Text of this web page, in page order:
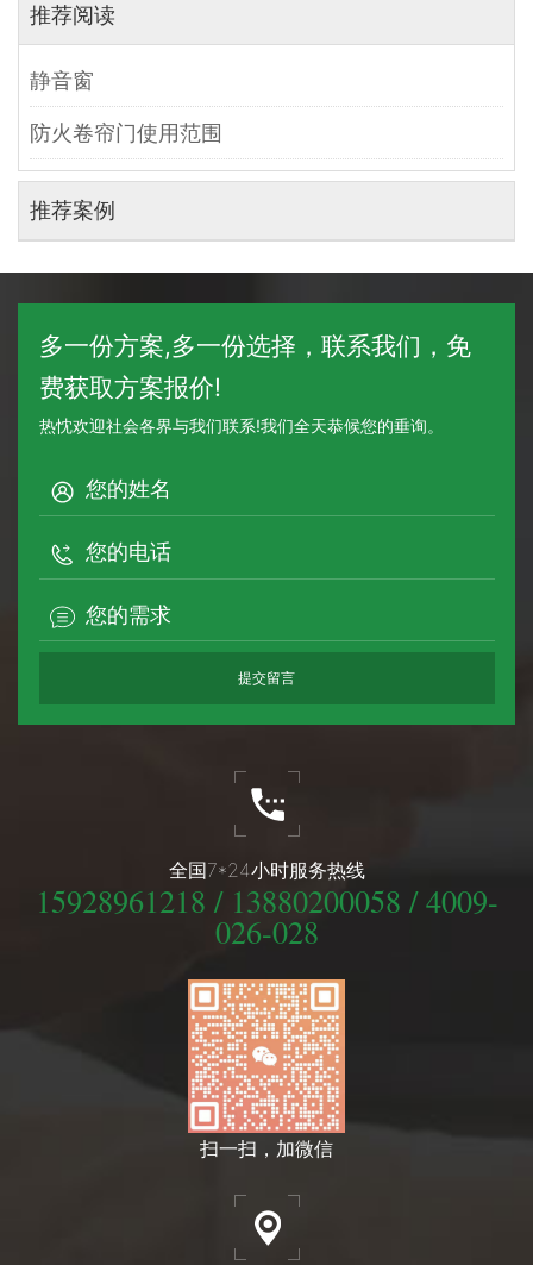
推荐阅读
静音窗
防火卷帘门使用范围
推荐案例
多一份方案,多一份选择，联系我们，免
费获取方案报价!
热忱欢迎社会各界与我们联系!我们全天恭候您的垂询。
全国7*24小时服务热线
15928961218 / 13880200058 / 4009-
026-028
扫一扫，加微信